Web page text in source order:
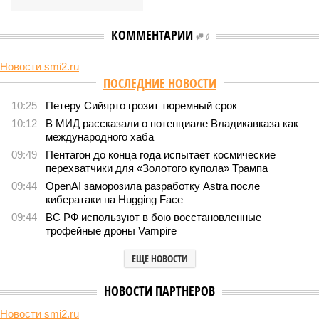
КОММЕНТАРИИ 0
Новости smi2.ru
ПОСЛЕДНИЕ НОВОСТИ
10:25
Петеру Сийярто грозит тюремный срок
10:12
В МИД рассказали о потенциале Владикавказа как
международного хаба
09:49
Пентагон до конца года испытает космические
перехватчики для «Золотого купола» Трампа
09:44
OpenAI заморозила разработку Astra после
кибератаки на Hugging Face
09:44
ВС РФ используют в бою восстановленные
трофейные дроны Vampire
ЕЩЕ НОВОСТИ
НОВОСТИ ПАРТНЕРОВ
Новости smi2.ru